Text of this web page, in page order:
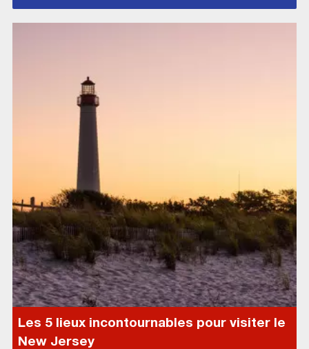
Les 5 lieux incontournables pour visiter le
New Jersey